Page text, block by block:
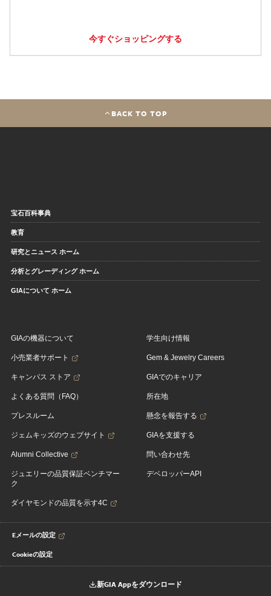
今すぐショッピングする
BACK TO TOP
宝石百科事典
教育
研究とニュース ホーム
分析とグレーディング ホーム
GIAについて ホーム
GIAの機器について
小売業者サポート
キャンパス ストア
よくある質問（FAQ）
プレスルーム
ジェムキッズのウェブサイト
Alumni Collective
ジュエリーの品質保証ベンチマー
ク
ダイヤモンドの品質を示す4C
学生向け情報
Gem & Jewelry Careers
GIAでのキャリア
所在地
懸念を報告する
GIAを支援する
問い合わせ先
デベロッパーAPI
Eメールの設定
Cookieの設定
新GIA Appをダウンロード